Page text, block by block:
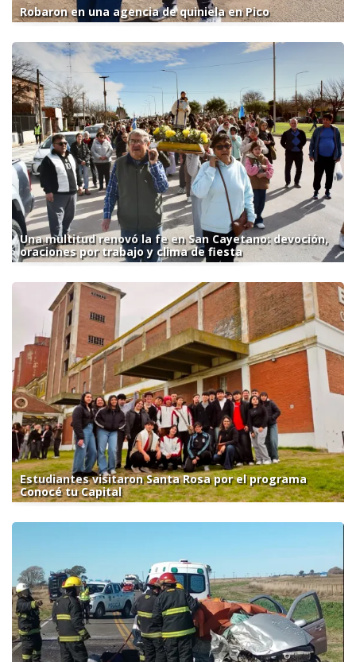
Robaron en una agencia de quiniela en Pico
Una multitud renovó la fe en San Cayetano: devoción,
oraciones por trabajo y clima de fiesta
Estudiantes visitaron Santa Rosa por el programa
Conocé tu Capital